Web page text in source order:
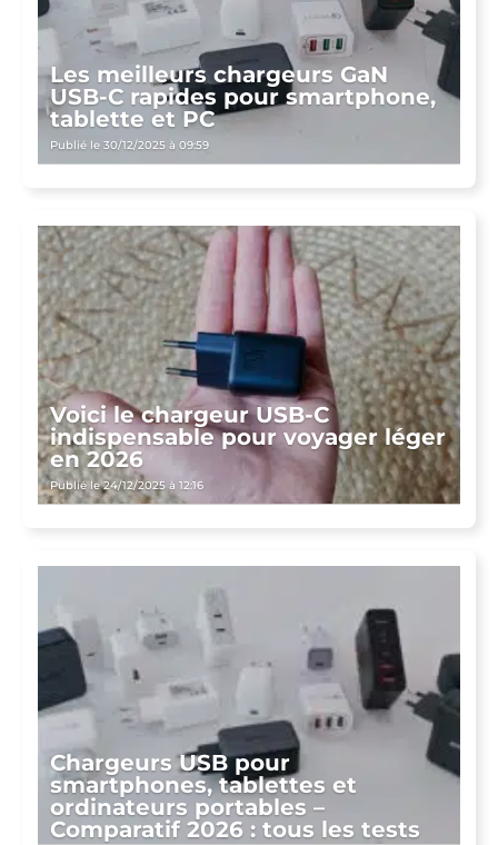
Les meilleurs chargeurs GaN
USB-C rapides pour smartphone,
tablette et PC
Publié le 30/12/2025 à 09:59
Voici le chargeur USB-C
indispensable pour voyager léger
en 2026
Publié le 24/12/2025 à 12:16
Chargeurs USB pour
smartphones, tablettes et
ordinateurs portables –
Comparatif 2026 : tous les tests